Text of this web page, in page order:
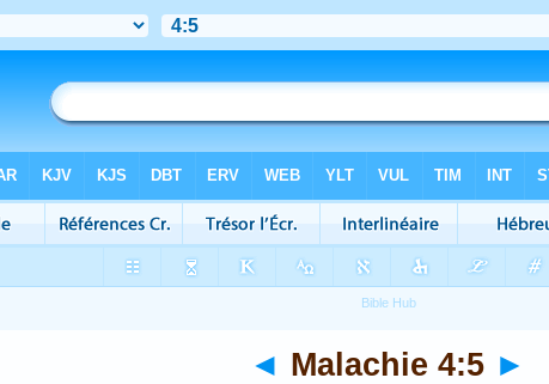
◄ Malachie 4:5 ►